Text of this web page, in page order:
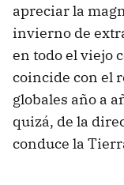
apreciar la
invierno de
en todo el viejo
coincide con el
globales año a
quizá, de la
conduce la